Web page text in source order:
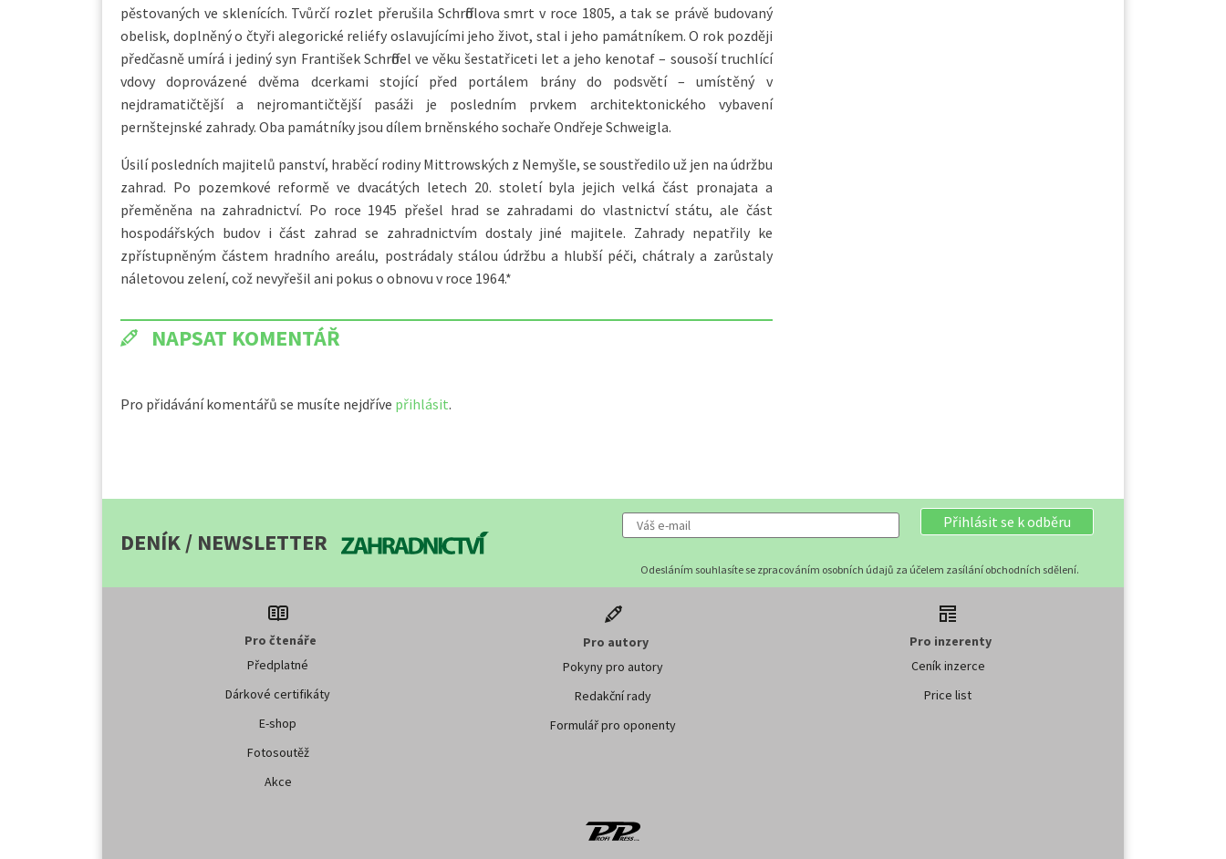
pěstovaných ve sklenících. Tvůrčí rozlet přerušila Schrӧfflova smrt v roce 1805, a tak se právě budovaný
obelisk, doplněný o čtyři alegorické reliéfy oslavujícími jeho život, stal i jeho památníkem. O rok později
předčasně umírá i jediný syn František Schrӧffel ve věku šestatřiceti let a jeho kenotaf – sousoší truchlící
vdovy doprovázené dvěma dcerkami stojící před portálem brány do podsvětí – umístěný v
nejdramatičtější a nejromantičtější pasáži je posledním prvkem architektonického vybavení
pernštejnské zahrady. Oba památníky jsou dílem brněnského sochaře Ondřeje Schweigla.
Úsilí posledních majitelů panství, hraběcí rodiny Mittrowských z Nemyšle, se soustředilo už jen na údržbu
zahrad. Po pozemkové reformě ve dvacátých letech 20. století byla jejich velká část pronajata a
přeměněna na zahradnictví. Po roce 1945 přešel hrad se zahradami do vlastnictví státu, ale část
hospodářských budov i část zahrad se zahradnictvím dostaly jiné majitele. Zahrady nepatřily ke
zpřístupněným částem hradního areálu, postrádaly stálou údržbu a hlubší péči, chátraly a zarůstaly
náletovou zelení, což nevyřešil ani pokus o obnovu v roce 1964.*
NAPSAT KOMENTÁŘ
Pro přidávání komentářů se musíte nejdříve přihlásit.
DENÍK / NEWSLETTER
Přihlásit se k odběru
Odesláním souhlasíte se zpracováním osobních údajů za účelem zasílání obchodních sdělení.
Pro čtenáře
Předplatné
Dárkové certifikáty
E-shop
Fotosoutěž
Akce
Pro autory
Pokyny pro autory
Redakční rady
Formulář pro oponenty
Pro inzerenty
Ceník inzerce
Price list